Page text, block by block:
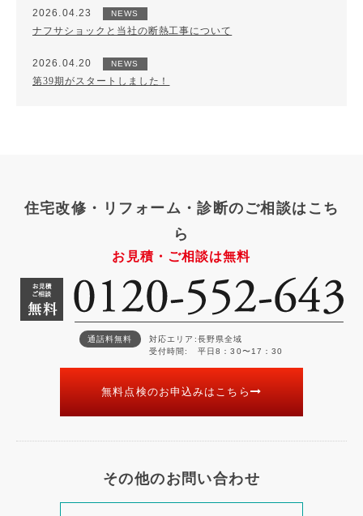
2026.04.23 NEWS
ナフサショックと当社の断熱工事について
2026.04.20 NEWS
第39期がスタートしました！
住宅改修・リフォーム・診断のご相談はこち
ら
お見積・ご相談は無料
通話料無料 対応エリア
長野県全域
受付時間
平日8：30〜17：30
無料点検のお申込みはこちら
その他のお問い合わせ